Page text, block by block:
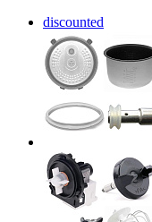
discounted